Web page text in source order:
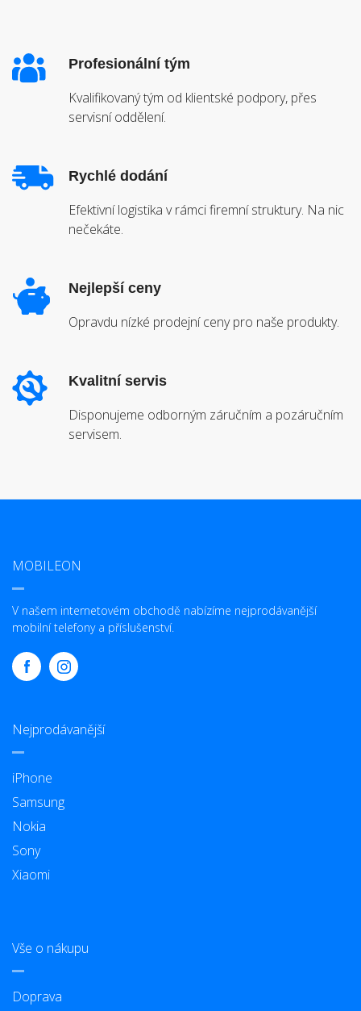
Profesionální tým
Kvalifikovaný tým od klientské podpory, přes
servisní oddělení.
Rychlé dodání
Efektivní logistika v rámci firemní struktury. Na nic
nečekáte.
Nejlepší ceny
Opravdu nízké prodejní ceny pro naše produkty.
Kvalitní servis
Disponujeme odborným záručním a pozáručním
servisem.
MOBILEON
V našem internetovém obchodě nabízíme nejprodávanější
mobilní telefony a příslušenství.
Nejprodávanější
iPhone
Samsung
Nokia
Sony
Xiaomi
Vše o nákupu
Doprava